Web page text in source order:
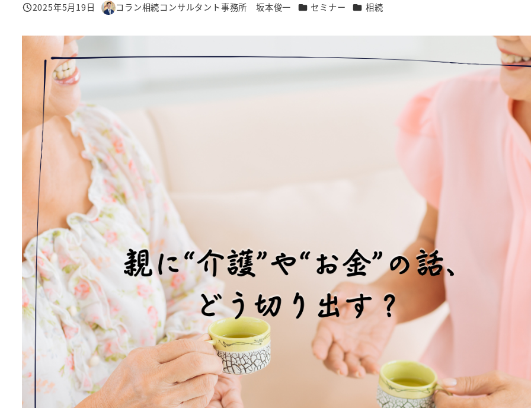
投稿日
2025年5月19日
著
コラン相続コンサルタント事務所 坂本俊一 カテゴリー
セミナー カテゴリー
相続